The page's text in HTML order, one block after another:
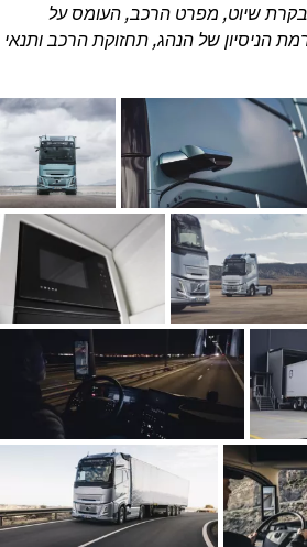
שיוט, מפרט הרכב, העומס על
הניסיון של הנהג, תחזוקת הרכב ותנאי